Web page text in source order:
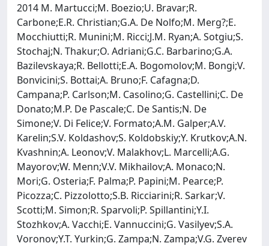
2014 M. Martucci;M. Boezio;U. Bravar;R.
Carbone;E.R. Christian;G.A. De Nolfo;M. Merg?;E.
Mocchiutti;R. Munini;M. Ricci;J.M. Ryan;A. Sotgiu;S.
Stochaj;N. Thakur;O. Adriani;G.C. Barbarino;G.A.
Bazilevskaya;R. Bellotti;E.A. Bogomolov;M. Bongi;V.
Bonvicini;S. Bottai;A. Bruno;F. Cafagna;D.
Campana;P. Carlson;M. Casolino;G. Castellini;C. De
Donato;M.P. De Pascale;C. De Santis;N. De
Simone;V. Di Felice;V. Formato;A.M. Galper;A.V.
Karelin;S.V. Koldashov;S. Koldobskiy;Y. Krutkov;A.N.
Kvashnin;A. Leonov;V. Malakhov;L. Marcelli;A.G.
Mayorov;W. Menn;V.V. Mikhailov;A. Monaco;N.
Mori;G. Osteria;F. Palma;P. Papini;M. Pearce;P.
Picozza;C. Pizzolotto;S.B. Ricciarini;R. Sarkar;V.
Scotti;M. Simon;R. Sparvoli;P. Spillantini;Y.I.
Stozhkov;A. Vacchi;E. Vannuccini;G. Vasilyev;S.A.
Voronov;Y.T. Yurkin;G. Zampa;N. Zampa;V.G. Zverev